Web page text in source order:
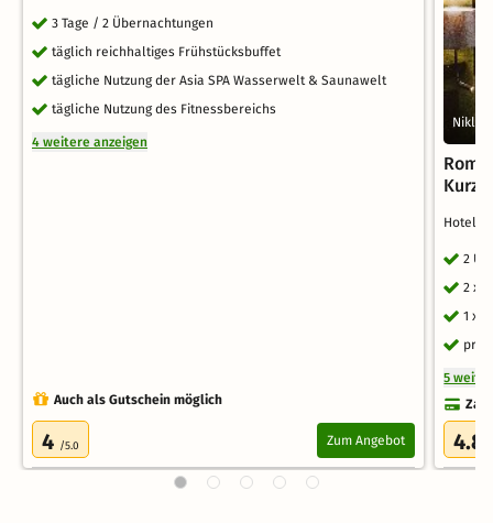
3 Tage / 2 Übernachtungen
täglich reichhaltiges Frühstücksbuffet
tägliche Nutzung der Asia SPA Wasserwelt & Saunawelt
tägliche Nutzung des Fitnessbereichs
4 weitere anzeigen
Auch als Gutschein möglich
4 /5.0 Zum Angebot
Hotel
2
2 x
1 x
5
4.8